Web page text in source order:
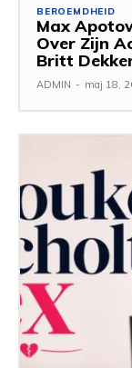
BEROEMDHEID
Max
Over Zijn
Britt
ADMIN - maj 18,